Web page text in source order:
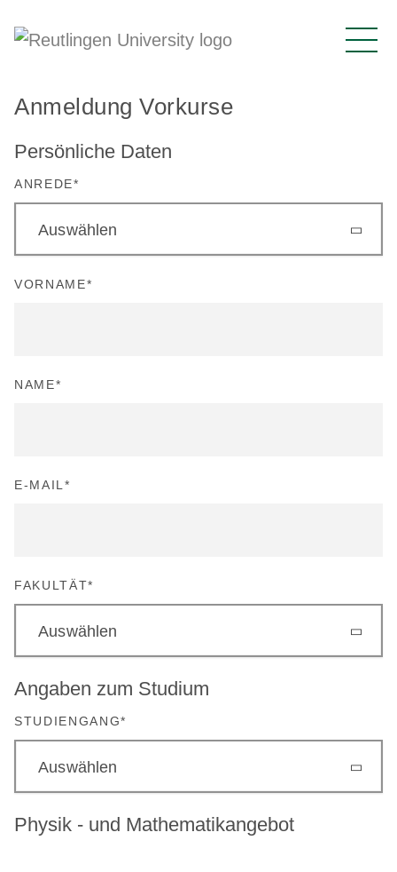
Anmeldung Vorkurse
Persönliche Daten
ANREDE*
Auswählen
VORNAME*
NAME*
E-MAIL*
FAKULTÄT*
Auswählen
Angaben zum Studium
STUDIENGANG*
Auswählen
Physik - und Mathematikangebot